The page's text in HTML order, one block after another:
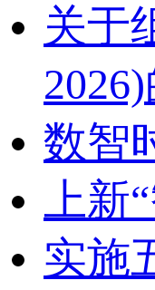
关于
数智
上
实施